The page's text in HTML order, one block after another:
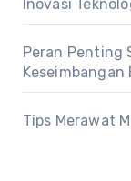
Inovasi
Peran Penting
Keseimbangan
Tips Merawat